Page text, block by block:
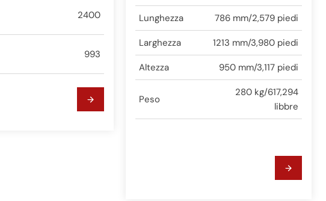
2400
993
Lunghezza 786 mm/2,579 piedi
Larghezza 1213 mm/3,980 piedi
Altezza 950 mm/3,117 piedi
Peso
280 kg/617,294
libbre